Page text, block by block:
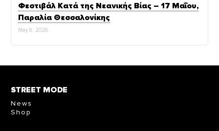
Φεστιβάλ Κατά της Νεανικής Βίας – 17 Μαΐου,
Παραλία Θεσσαλονίκης
May 8, 2026
STREET MODE
News
Shop